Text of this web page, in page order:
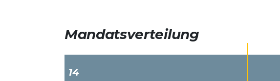
Mandatsverteilung
14